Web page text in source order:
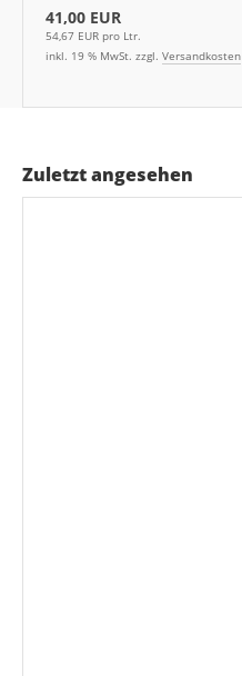
41,00 EUR
54,67 EUR pro Ltr.
inkl. 19 % MwSt. zzgl. Versandkosten
Zuletzt angesehen